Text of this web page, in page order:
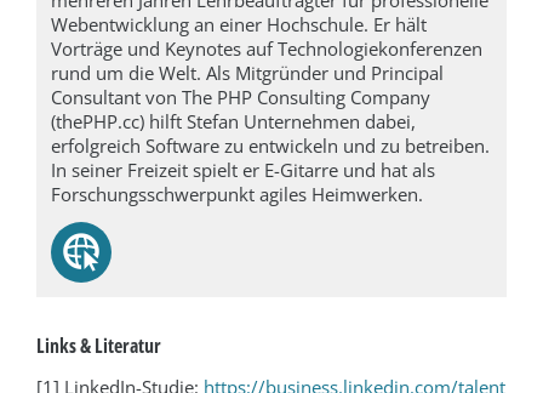
Webentwicklung an einer Hochschule. Er hält
Vorträge und Keynotes auf Technologiekonferenzen
rund um die Welt. Als Mitgründer und Principal
Consultant von The PHP Consulting Company
(thePHP.cc) hilft Stefan Unternehmen dabei,
erfolgreich Software zu entwickeln und zu betreiben.
In seiner Freizeit spielt er E-Gitarre und hat als
Forschungsschwerpunkt agiles Heimwerken.
Links & Literatur
[1] LinkedIn-Studie: https://business.linkedin.com/talent